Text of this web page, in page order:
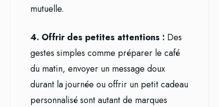
mutuelle.
4. Offrir des petites attentions : Des
gestes simples comme préparer le café
du matin, envoyer un message doux
durant la journée ou offrir un petit cadeau
personnalisé sont autant de marques